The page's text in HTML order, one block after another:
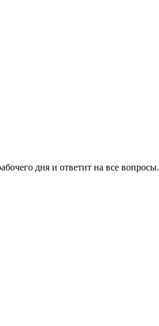
дня и ответит на все вопросы.